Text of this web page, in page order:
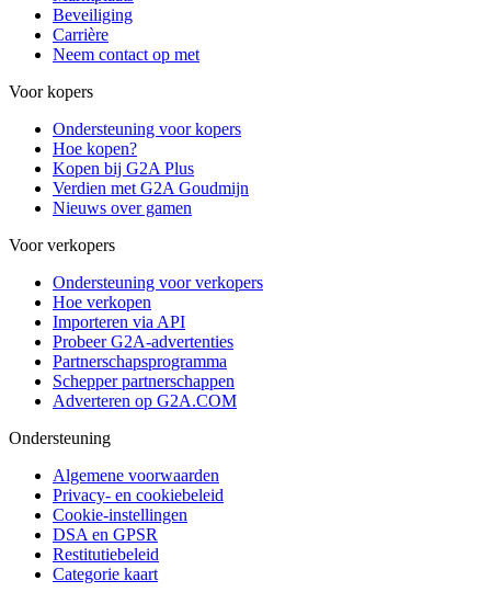
Beveiliging
Carrière
Neem contact op met
Voor kopers
Ondersteuning voor kopers
Hoe kopen?
Kopen bij G2A Plus
Verdien met G2A Goudmijn
Nieuws over gamen
Voor verkopers
Ondersteuning voor verkopers
Hoe verkopen
Importeren via API
Probeer G2A-advertenties
Partnerschapsprogramma
Schepper partnerschappen
Adverteren op G2A.COM
Ondersteuning
Algemene voorwaarden
Privacy- en cookiebeleid
Cookie-instellingen
DSA en GPSR
Restitutiebeleid
Categorie kaart